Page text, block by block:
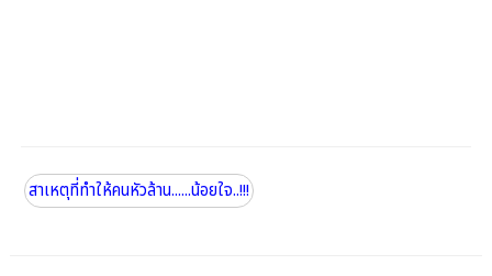
สาเหตุที่ทำให้คนหัวล้าน......น้อยใจ..!!!